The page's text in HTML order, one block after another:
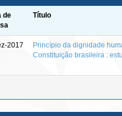
de
Título
2017
Princípio da dignidade
Constituição brasileira :